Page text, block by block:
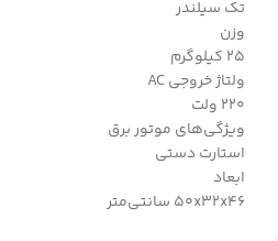
تک سیلندر
وزن
25 کیلوگرم
ولتاژ خروجی AC
220 ولت
ویژگی‌های موتور برق
استارت دستی
ابعاد
50x32x46 سانتی‌متر